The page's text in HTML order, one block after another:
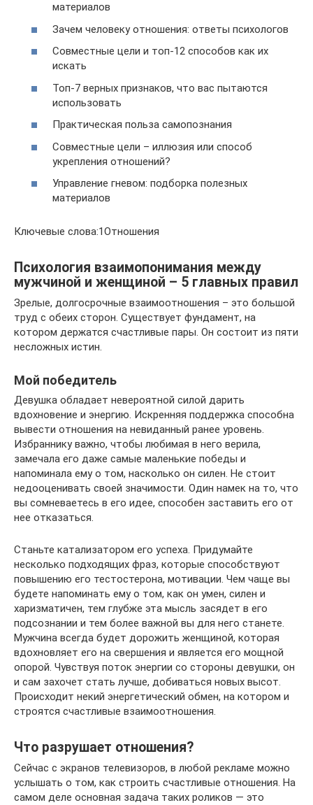
материалов
Зачем человеку отношения: ответы психологов
Совместные цели и топ-12 способов как их
искать
Топ-7 верных признаков, что вас пытаются
использовать
Практическая польза самопознания
Совместные цели – иллюзия или способ
укрепления отношений?
Управление гневом: подборка полезных
материалов
Ключевые слова:1Отношения
Психология взаимопонимания между
мужчиной и женщиной – 5 главных правил
Зрелые, долгосрочные взаимоотношения – это большой
труд с обеих сторон. Существует фундамент, на
котором держатся счастливые пары. Он состоит из пяти
несложных истин.
Мой победитель
Девушка обладает невероятной силой дарить
вдохновение и энергию. Искренняя поддержка способна
вывести отношения на невиданный ранее уровень.
Избраннику важно, чтобы любимая в него верила,
замечала его даже самые маленькие победы и
напоминала ему о том, насколько он силен. Не стоит
недооценивать своей значимости. Один намек на то, что
вы сомневаетесь в его идее, способен заставить его от
нее отказаться.
Станьте катализатором его успеха. Придумайте
несколько подходящих фраз, которые способствуют
повышению его тестостерона, мотивации. Чем чаще вы
будете напоминать ему о том, как он умен, силен и
харизматичен, тем глубже эта мысль засядет в его
подсознании и тем более важной вы для него станете.
Мужчина всегда будет дорожить женщиной, которая
вдохновляет его на свершения и является его мощной
опорой. Чувствуя поток энергии со стороны девушки, он
и сам захочет стать лучше, добиваться новых высот.
Происходит некий энергетический обмен, на котором и
строятся счастливые взаимоотношения.
Что разрушает отношения?
Сейчас с экранов телевизоров, в любой рекламе можно
услышать о том, как строить счастливые отношения. На
самом деле основная задача таких роликов — это